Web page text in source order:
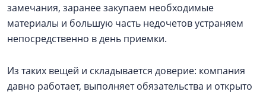
замечания, заранее закупаем необходимые
материалы и большую часть недочетов устраняем
непосредственно в день приемки.
Из таких вещей и складывается доверие: компания
давно работает, выполняет обязательства и открыто